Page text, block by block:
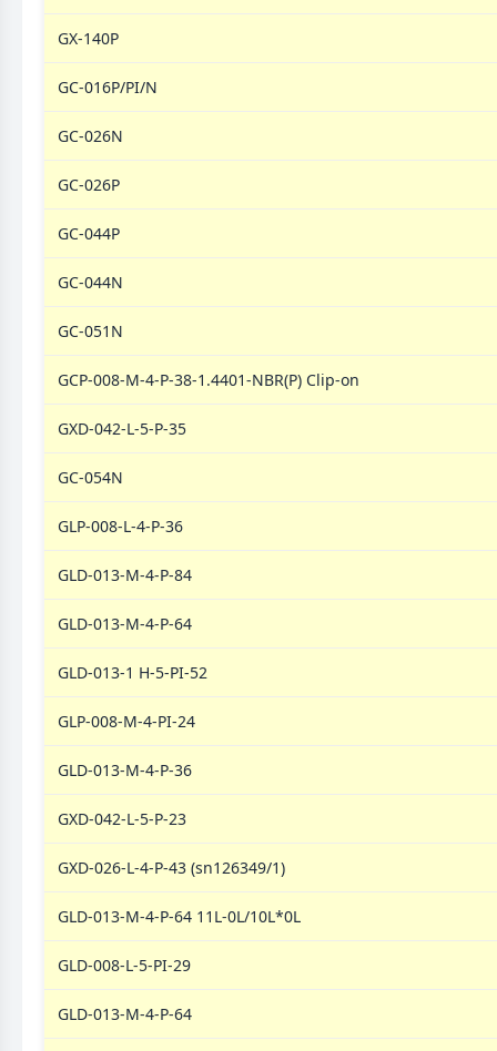
GX-140P
GC-016P/PI/N
GC-026N
GC-026P
GC-044P
GC-044N
GC-051N
GCP-008-M-4-P-38-1.4401-NBR(P) Clip-on
GXD-042-L-5-P-35
GC-054N
GLP-008-L-4-P-36
GLD-013-M-4-P-84
GLD-013-M-4-P-64
GLD-013-1 H-5-PI-52
GLP-008-M-4-PI-24
GLD-013-M-4-P-36
GXD-042-L-5-P-23
GXD-026-L-4-P-43 (sn126349/1)
GLD-013-M-4-P-64 11L-0L/10L*0L
GLD-008-L-5-PI-29
GLD-013-M-4-P-64